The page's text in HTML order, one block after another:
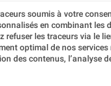
soumis à votre
en combinant les
refuser les traceurs via le
optimal de nos
des contenus, l’analyse